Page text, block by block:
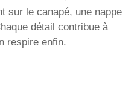
sur le canapé, une nappe
détail contribue à
respire enfin.